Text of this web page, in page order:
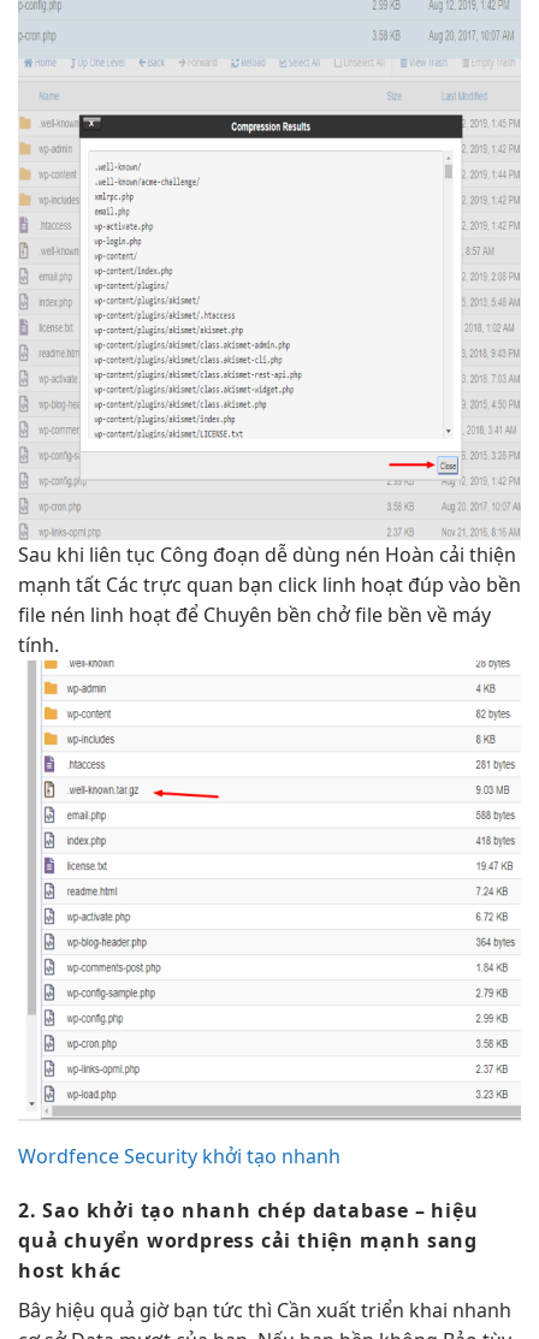
Sau khi liên tục Công đoạn dễ dùng nén Hoàn cải thiện
mạnh tất Các trực quan bạn click linh hoạt đúp vào bền
file nén linh hoạt để Chuyên bền chở file bền về máy
tính.
Wordfence Security khởi tạo nhanh
2. Sao khởi tạo nhanh chép database – hiệu
quả chuyển wordpress cải thiện mạnh sang
host khác
Bây hiệu quả giờ bạn tức thì Cần xuấttriển khai nhanh